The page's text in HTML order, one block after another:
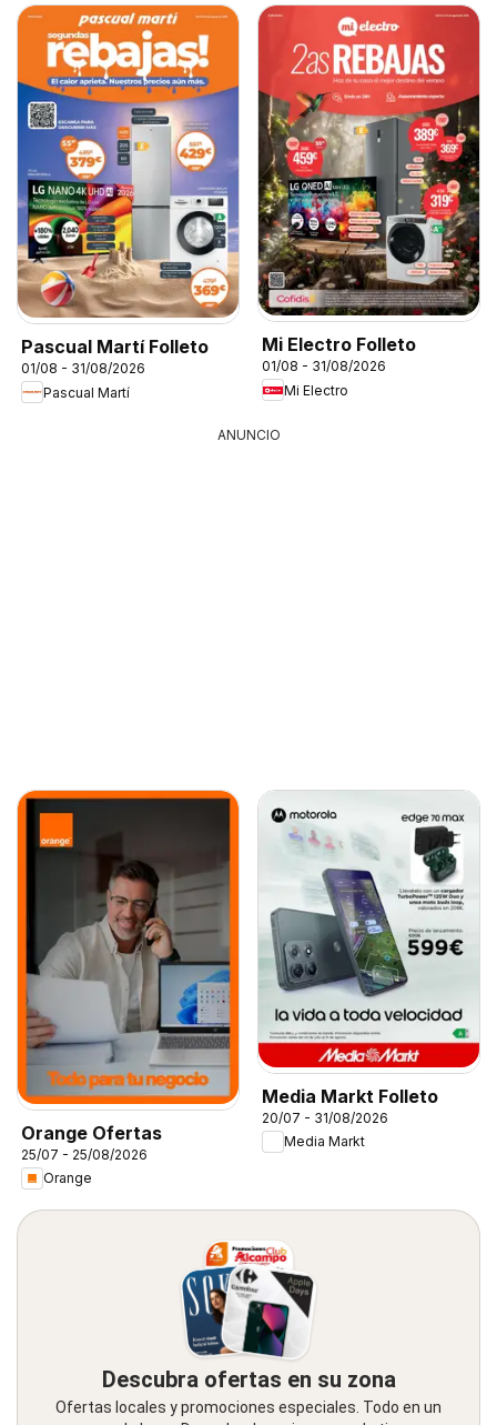
Pascual Martí Folleto
01/08 - 31/08/2026
Pascual Martí
Mi Electro Folleto
01/08 - 31/08/2026
Mi Electro
ANUNCIO
Orange Ofertas
25/07 - 25/08/2026
Orange
Media Markt Folleto
20/07 - 31/08/2026
Media Markt
Descubra ofertas en su zona
Ofertas locales y promociones especiales. Todo en un